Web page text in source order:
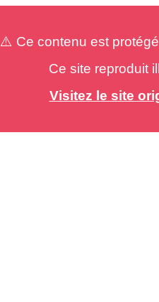
⚠️ Ce contenu est
Ce site reproduit
Visitez le site